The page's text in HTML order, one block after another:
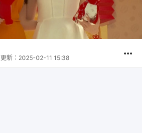
更新： 2025-02-11 15:38